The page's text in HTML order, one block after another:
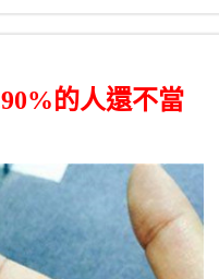
的人還不當